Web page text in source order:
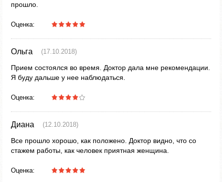
прошло.
Оценка:
Ольга (17.10.2018)
Прием состоялся во время. Доктор дала мне рекомендации.
Я буду дальше у нее наблюдаться.
Оценка:
Диана (12.10.2018)
Все прошло хорошо, как положено. Доктор видно, что со
стажем работы, как человек приятная женщина.
Оценка: